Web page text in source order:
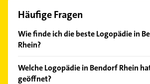
Häufige Fragen
Wie finde ich die beste Logopädie in
Rhein?
Kundenmeinungen und profitieren Sie
Welche Logopädie in Bendorf Rhein
geöffnet?